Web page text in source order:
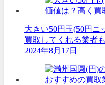
大きい50円玉(50円ニ
買取してくれる業者
2024年8月17日